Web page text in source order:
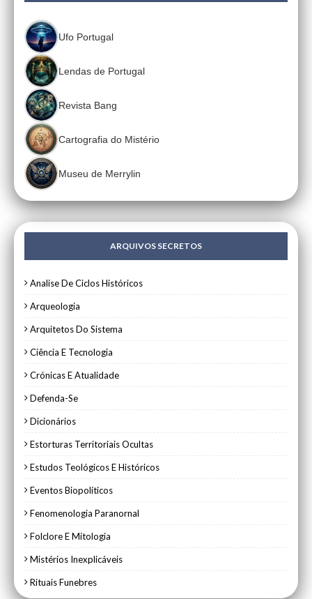
Ufo Portugal
Lendas de Portugal
Revista Bang
Cartografia do Mistério
Museu de Merrylin
ARQUIVOS SECRETOS
Analise De Ciclos Históricos
Arqueologia
Arquitetos Do Sistema
Ciência E Tecnologia
Crónicas E Atualidade
Defenda-Se
Dicionários
Estorturas Territoriais Ocultas
Estudos Teológicos E Históricos
Eventos Biopolíticos
Fenomenologia Paranornal
Folclore E Mitologia
Mistérios Inexplicáveis
Rituais Funebres